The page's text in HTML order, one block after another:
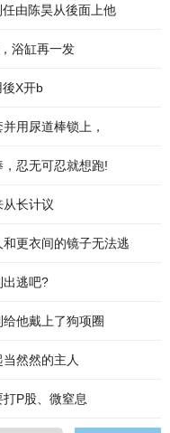
由陈昊从後面上他
浴缸再一发
X开b
用尿道棒锁上，
忍无可忍就想跑!
长计议
更衣间的镜子无法逃
出逃吧?
他戴上了狗项圈
然然的主人
P股、微窒息